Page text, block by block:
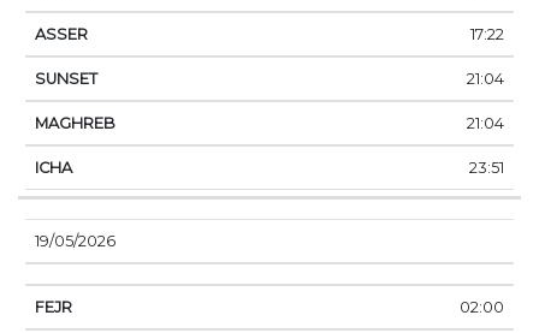
17:22
21:04
21:04
23:51
19/05/2026
02:00